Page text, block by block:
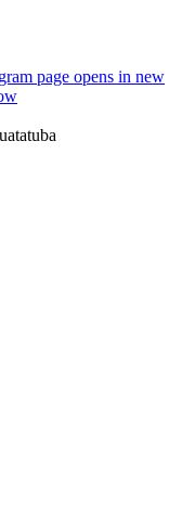
page opens in new